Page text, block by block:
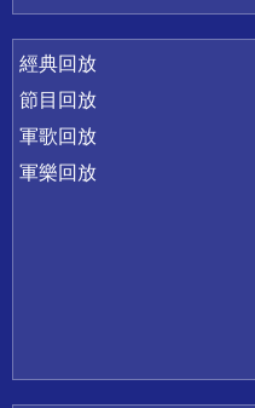
經典回放
節目回放
軍歌回放
軍樂回放